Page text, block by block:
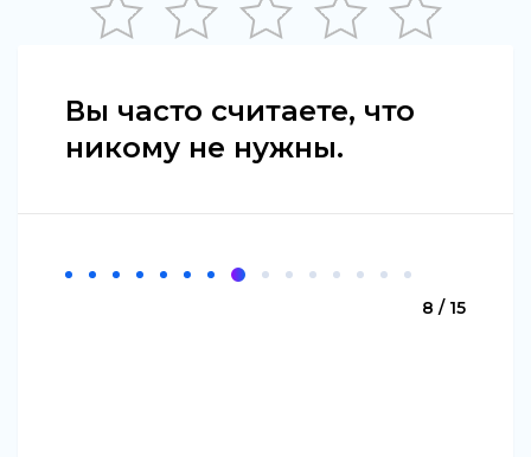
Вы часто считаете, что
никому не нужны.
8 / 15